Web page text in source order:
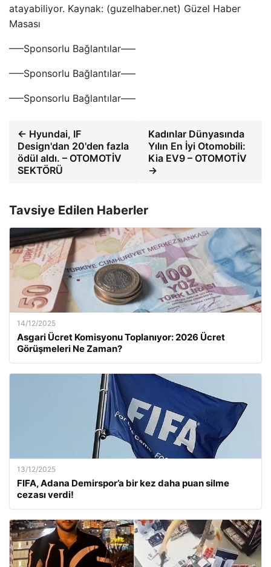
atayabiliyor. Kaynak: (guzelhaber.net) Güzel Haber
Masası
—–Sponsorlu Bağlantılar—–
—–Sponsorlu Bağlantılar—–
—–Sponsorlu Bağlantılar—–
← Hyundai, IF
Design'dan 20'den fazla
ödül aldı. – OTOMOTİV
SEKTÖRÜ
Kadınlar Dünyasında
Yılın En İyi Otomobili:
Kia EV9 – OTOMOTİV
→
Tavsiye Edilen Haberler
14/12/2025
Asgari Ücret Komisyonu Toplanıyor: 2026 Ücret
Görüşmeleri Ne Zaman?
13/12/2025
FIFA, Adana Demirspor’a bir kez daha puan silme
cezası verdi!